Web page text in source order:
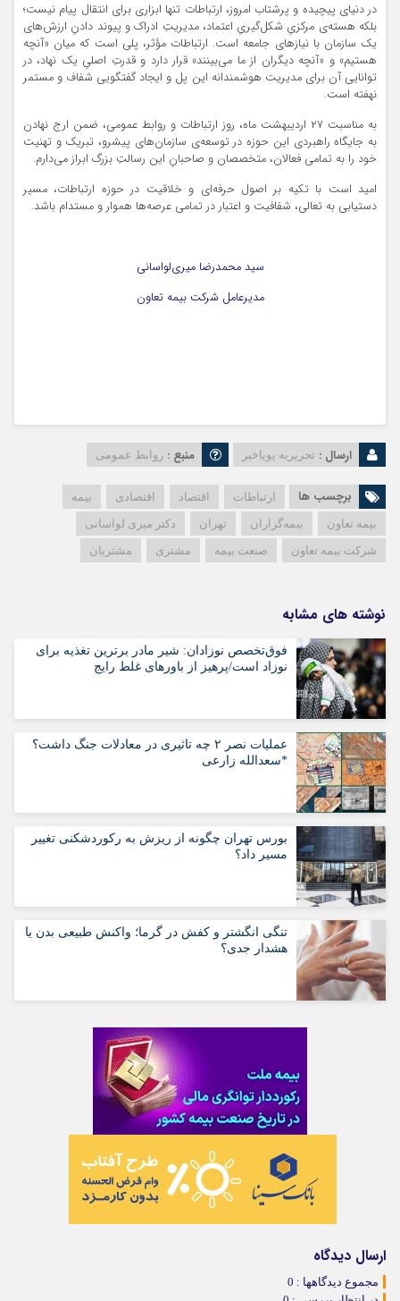
در دنیای پیچیده و پرشتاب امروز، ارتباطات تنها ابزاری برای انتقال پیام نیست؛
بلکه هسته‌ی مرکزیِ شکل‌گیریِ اعتماد، مدیریتِ ادراک و پیوند دادنِ ارزش‌های
یک سازمان با نیازهای جامعه است. ارتباطات مؤثر، پلی است که میان «آنچه
هستیم» و «آنچه دیگران از ما می‌بینند» قرار دارد و قدرتِ اصلیِ یک نهاد، در
توانایی آن برای مدیریت هوشمندانه این پل و ایجاد گفتگویی شفاف و مستمر
نهفته است.
به مناسبت ۲۷ اردیبهشت ماه، روز ارتباطات و روابط عمومی، ضمن ارج نهادن
به جایگاه راهبردی این حوزه در توسعه‌ی سازمان‌های پیشرو، تبریک و تهنیت
خود را به تمامی فعالان، متخصصان و صاحبانِ این رسالتِ بزرگ ابراز می‌دارم.
امید است با تکیه بر اصول حرفه‌ای و خلاقیت در حوزه ارتباطات، مسیر
دستیابی به تعالی، شفافیت و اعتبار در تمامی عرصه‌ها هموار و مستدام باشد.
سید محمدرضا میری‌لواسانی
مدیرعامل شرکت بیمه تعاون
ارسال : تحریریه پویاخبر منبع : روابط عمومی
برچسب ها ارتباطات اقتصاد اقتصادی
بیمه
بیمه تعاون
بیمه‌گزاران تهران
دکتر میری لواسانی
شرکت بیمه تعاون
صنعت بیمه مشتری مشتریان
نوشته های مشابه
فوق‌تخصص نوزادان: شیر مادر برترین تغذیه برای
نوزاد است/پرهیز از باورهای غلط رایج
عملیات نصر ۲ چه تاثیری در معادلات جنگ داشت؟
*سعدالله زارعی
بورس تهران چگونه از ریزش به رکوردشکنی تغییر
مسیر داد؟
تنگی انگشتر و کفش در گرما؛ واکنش طبیعی بدن یا
هشدار جدی؟
ارسال دیدگاه
مجموع دیدگاهها : 0